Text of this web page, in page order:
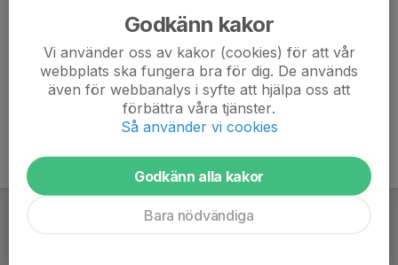
Godkänn kakor
Vi använder oss av kakor (cookies) för att vår
webbplats ska fungera bra för dig. De används
även för webbanalys i syfte att hjälpa oss att
förbättra våra tjänster.
Så använder vi cookies
Godkänn alla kakor
Bara nödvändiga